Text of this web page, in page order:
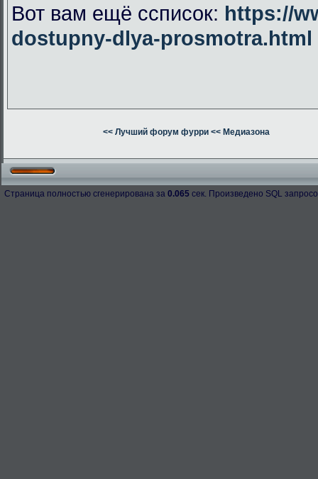
Вот вам ещё ссписок: https://
dostupny-dlya-prosmotra.html
<< Лучший форум фурри << Медиазона
Страница полностью сгенерирована за 0.065 сек. Произведено SQL